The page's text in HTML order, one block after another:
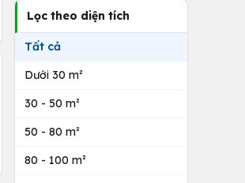
Lọc theo diện tích
Tất cả
Dưới 30 m²
30 - 50 m²
50 - 80 m²
80 - 100 m²